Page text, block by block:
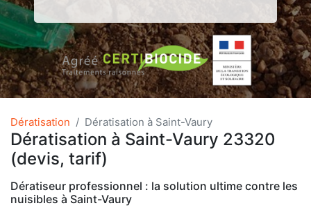
Dératisation Dératisation à Saint-Vaury
Dératisation à Saint-Vaury 23320
(devis, tarif)
Dératiseur professionnel : la solution ultime contre les
nuisibles à Saint-Vaury